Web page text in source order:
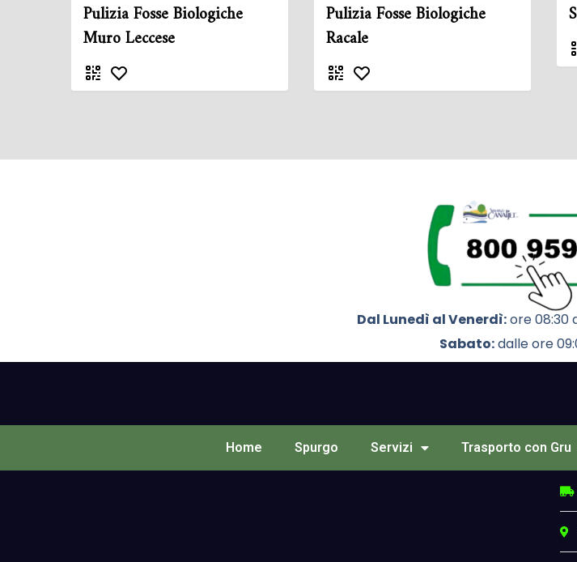
Pulizia Fosse Biologiche
Muro Leccese
Pulizia Fosse Biologiche
Racale
Dal Lunedì al Venerdì:ore 08:30
Sabato:dalle ore
Home Spurgo Servizi Trasporto con Gru